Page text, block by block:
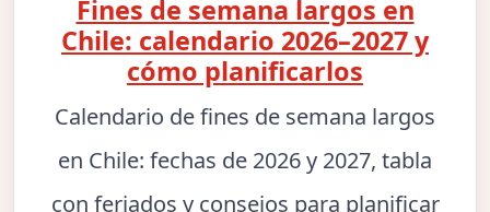
Fines de semana largos en
Chile: calendario 2026–2027 y
cómo planificarlos
Calendario de fines de semana largos
en Chile: fechas de 2026 y 2027, tabla
con feriados y consejos para planificar